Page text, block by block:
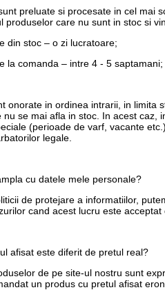
preluate si procesate in cel mai
produselor care nu sunt in stoc si
din stoc – o zi lucratoare;
la comanda – intre 4 - 5 saptamani;
onorate in ordinea intrarii, in limita
nu se mai afla in stoc. In acest caz,
(perioade de varf, vacante
legale.
cu datele mele personale?
de protejare a informatiilor,
cand acest lucru este
afisat este diferit de pretul real?
de pe site-ul nostru sunt
un produs cu pretul afisat